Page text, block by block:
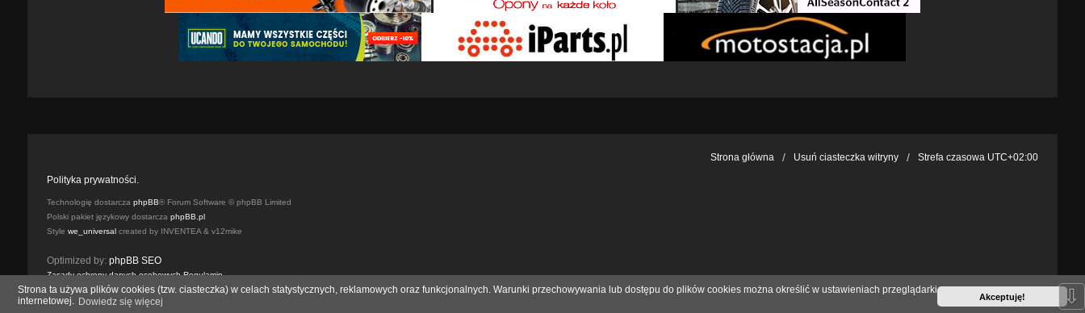
Strona ta używa plików cookies (tzw. ciasteczka) w celach statystycznych, reklamowych oraz funkcjonalnych. Warunki przechowywania lub dostępu do plików cookies można określić w ustawieniach przeglądarki
internetowej. Dowiedz się więcej Akceptuję!
Strona główna Usuń ciasteczka witryny Strefa czasowa UTC+02:00
Polityka prywatności.
Technologię dostarcza phpBB® Forum Software © phpBB Limited
Polski pakiet językowy dostarcza phpBB.pl
Style we_universalcreated by INVENTEA & v12mike
Optimized by: phpBB SEO
Zasady ochrony danych osobowych Regulamin
⇩